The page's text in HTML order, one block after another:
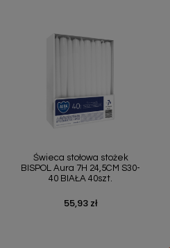
Świeca stołowa stożek
BISPOL Aura 7H 24,5CM S30-
40 BIAŁA 40szt.
Cena
55,93 zł